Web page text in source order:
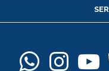
Pago de